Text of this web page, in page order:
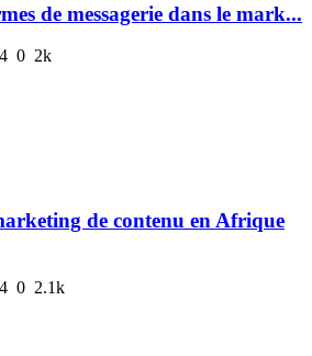
de messagerie dans le mark...
0 2k
de contenu en Afrique
0 2.1k